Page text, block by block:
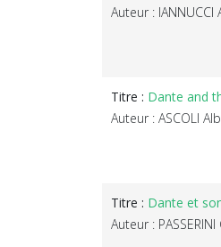
Auteur : IANNUCCI
Titre : Dante and
Auteur : ASCOLI
Titre : Dante et
Auteur : PASSERINI